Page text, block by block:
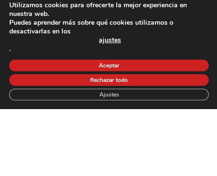
Tarifas | Horarios
Conócenos
Entrenamientos
Contacto
Blog | Noticias
Spark Games
Utilizamos cookies para ofrecerte la mejor experiencia en
nuestra web.
Puedes aprender más sobre qué cookies utilizamos o
desactivarlas en los
ajustes
.
Aceptar
Rechazar todo
Ajustes